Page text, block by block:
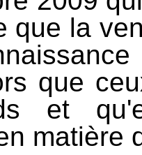
que la
que
et
matière